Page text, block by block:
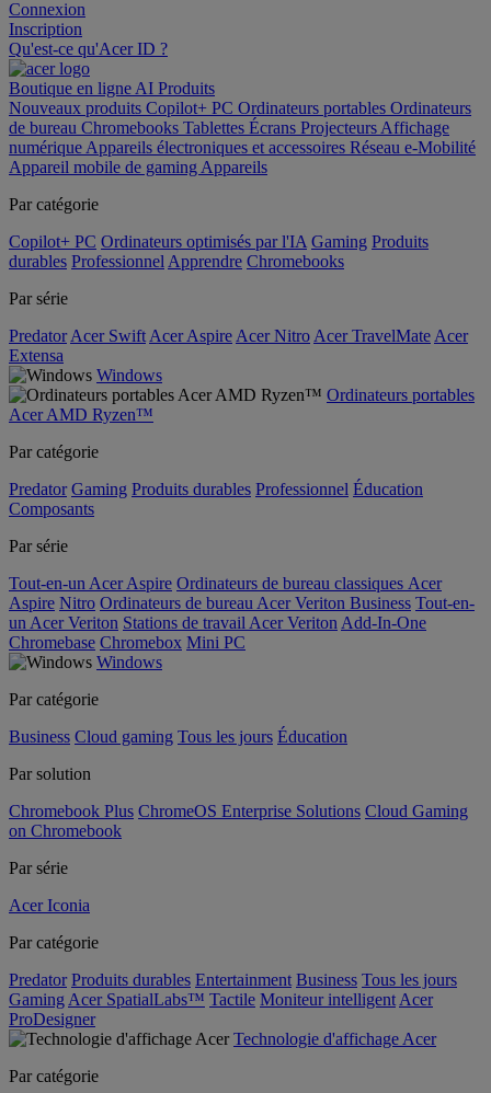
Connexion
Inscription
Qu'est-ce qu'Acer ID ?
Boutique en ligne AI Produits
Nouveaux produits Copilot+ PC Ordinateurs portables Ordinateurs
de bureau Chromebooks Tablettes Écrans Projecteurs Affichage
numérique Appareils électroniques et accessoires Réseau e-Mobilité
Appareil mobile de gaming Appareils
Par catégorie
Copilot+ PC Ordinateurs optimisés par l'IA Gaming Produits
durables Professionnel Apprendre Chromebooks
Par série
Predator Acer Swift Acer Aspire Acer Nitro Acer TravelMate Acer
Extensa
Windows
Ordinateurs portables
Acer AMD Ryzen™
Par catégorie
Predator Gaming Produits durables Professionnel Éducation
Composants
Par série
Tout-en-un Acer Aspire Ordinateurs de bureau classiques Acer
Aspire Nitro Ordinateurs de bureau Acer Veriton Business Tout-en-
un Acer Veriton Stations de travail Acer Veriton Add-In-One
Chromebase Chromebox Mini PC
Windows
Par catégorie
Business Cloud gaming Tous les jours Éducation
Par solution
Chromebook Plus ChromeOS Enterprise Solutions Cloud Gaming
on Chromebook
Par série
Acer Iconia
Par catégorie
Predator Produits durables Entertainment Business Tous les jours
Gaming Acer SpatialLabs™ Tactile Moniteur intelligent Acer
ProDesigner
Technologie d'affichage Acer
Par catégorie